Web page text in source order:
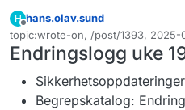
H
Frakoblet
hans.olav.sund
topic:wrote-on, /post/1393, 2025-
Sist endret av
Endringslogg uke
Sikkerhetsoppdateringer
Begrepskatalog: